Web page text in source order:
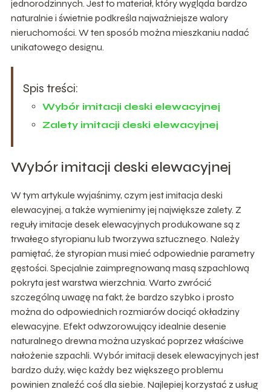
jednorodzinnych. Jest to materiał, który wygląda bardzo
naturalnie i świetnie podkreśla najważniejsze walory
nieruchomości. W ten sposób można mieszkaniu nadać
unikatowego designu.
Spis treści:
Wybór imitacji deski elewacyjnej
Zalety imitacji deski elewacyjnej
Wybór imitacji deski elewacyjnej
W tym artykule wyjaśnimy, czym jest imitacja deski
elewacyjnej, a także wymienimy jej największe zalety. Z
reguły imitacje desek elewacyjnych produkowane są z
trwałego styropianu lub tworzywa sztucznego. Należy
pamiętać, że styropian musi mieć odpowiednie parametry
gęstości. Specjalnie zaimpregnowaną masą szpachlową
pokryta jest warstwa wierzchnia. Warto zwrócić
szczególną uwagę na fakt, że bardzo szybko i prosto
można do odpowiednich rozmiarów dociąć okładziny
elewacyjne. Efekt odwzorowujący idealnie desenie
naturalnego drewna można uzyskać poprzez właściwe
nałożenie szpachli. Wybór imitacji desek elewacyjnych jest
bardzo duży, więc każdy bez większego problemu
powinien znaleźć coś dla siebie. Najlepiej korzystać z usług